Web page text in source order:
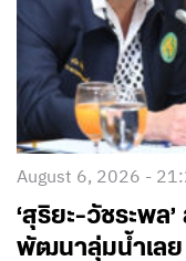
August 6, 2026 -
‘สุริยะ-วัชระพล
พัฒนาลุ่มน้ำเล